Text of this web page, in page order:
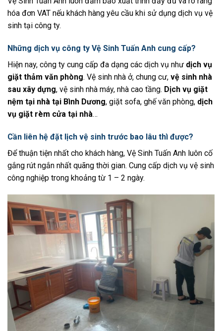
hóa đơn VAT nếu khách hàng yêu cầu khi sử dụng dịch vụ vệ
sinh tại công ty.
Những dịch vụ công ty Vệ Sinh Tuấn Anh cung cấp?
Hiện nay, công ty cung cấp đa dạng các dịch vụ như dịch vụ
giặt thảm văn phòng. Vệ sinh nhà ở, chung cư, vệ sinh nhà
sau xây dựng, vệ sinh nhà máy, nhà cao tầng. Dịch vụ giặt
nệm tại nhà tại Bình Dương, giặt sofa, ghế văn phòng, dịch
vụ giặt rèm cửa tại nhà…
Cần liên hệ đặt lịch vệ sinh trước bao lâu thì được?
Để thuận tiện nhất cho khách hàng, Vệ Sinh Tuấn Anh luôn cố
gắng rút ngắn nhất quãng thời gian. Cung cấp dịch vụ vệ sinh
công nghiệp trong khoảng từ 1 – 2 ngày.